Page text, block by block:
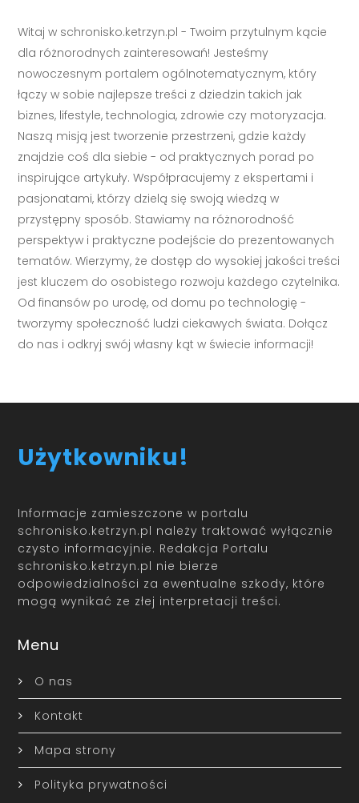
Witaj w schronisko.ketrzyn.pl - Twoim przytulnym kącie
dla różnorodnych zainteresowań! Jesteśmy
nowoczesnym portalem ogólnotematycznym, który
łączy w sobie najlepsze treści z dziedzin takich jak
biznes, lifestyle, technologia, zdrowie czy motoryzacja.
Naszą misją jest tworzenie przestrzeni, gdzie każdy
znajdzie coś dla siebie - od praktycznych porad po
inspirujące artykuły. Współpracujemy z ekspertami i
pasjonatami, którzy dzielą się swoją wiedzą w
przystępny sposób. Stawiamy na różnorodność
perspektyw i praktyczne podejście do prezentowanych
tematów. Wierzymy, że dostęp do wysokiej jakości treści
jest kluczem do osobistego rozwoju każdego czytelnika.
Od finansów po urodę, od domu po technologię -
tworzymy społeczność ludzi ciekawych świata. Dołącz
do nas i odkryj swój własny kąt w świecie informacji!
Użytkowniku!
Informacje zamieszczone w portalu
schronisko.ketrzyn.pl należy traktować wyłącznie
czysto informacyjnie. Redakcja Portalu
schronisko.ketrzyn.pl nie bierze
odpowiedzialności za ewentualne szkody, które
mogą wynikać ze złej interpretacji treści.
Menu
O nas
Kontakt
Mapa strony
Polityka prywatności